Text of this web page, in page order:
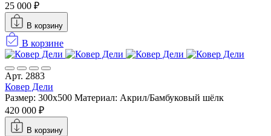
25 000 ₽
В корзину
В корзине
Арт. 2883
Ковер Дели
Размер: 300х500 Материал: Акрил/Бамбуковый шёлк
420 000 ₽
В корзину